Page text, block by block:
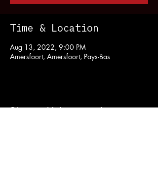
Time & Location
Aug 13, 2022, 9:00 PM
Amersfoort, Amersfoort, Pays-Bas
Share this event